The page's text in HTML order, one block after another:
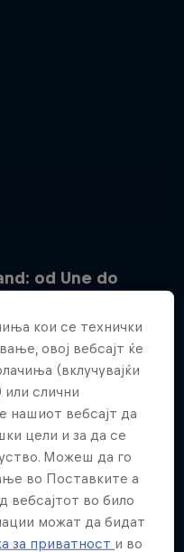
od Une do
кои се технички
овој вебсајт ќе
(вклучувајќи
слични
нашиот вебсајт да
цели и за да се
Можеш да го
во Поставките а
вебсајтот во било
можат да бидат
за приватност и во